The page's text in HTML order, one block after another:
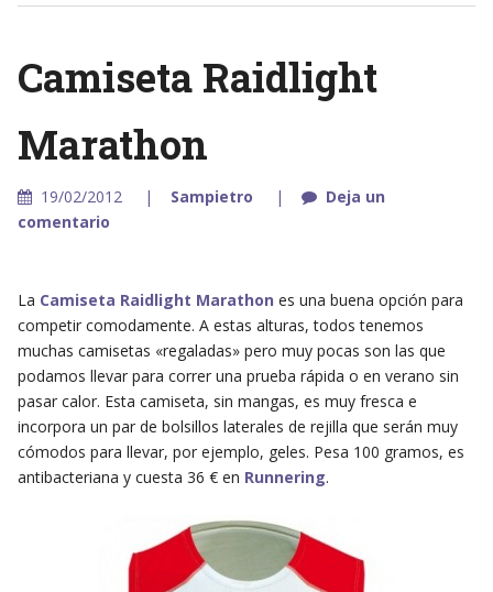
Camiseta Raidlight
Marathon
19/02/2012 Sampietro
Deja un
comentario
La Camiseta Raidlight Marathon es una buena opción para
competir comodamente. A estas alturas, todos tenemos
muchas camisetas «regaladas» pero muy pocas son las que
podamos llevar para correr una prueba rápida o en verano sin
pasar calor. Esta camiseta, sin mangas, es muy fresca e
incorpora un par de bolsillos laterales de rejilla que serán muy
cómodos para llevar, por ejemplo, geles. Pesa 100 gramos, es
antibacteriana y cuesta 36 € en Runnering.